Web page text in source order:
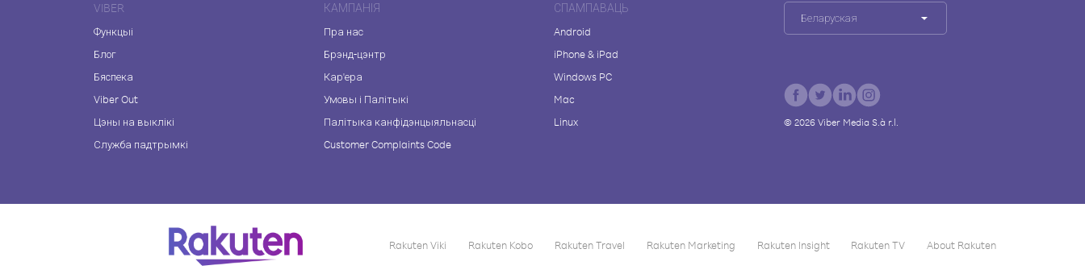
VIBER
Функцыі
Блог
Бяспека
Viber Out
Цэны на выклікі
Служба падтрымкі
КАМПАНІЯ
Пра нас
Брэнд-цэнтр
Кар'ера
Умовы і Палітыкі
Палітыка канфідэнцыяльнасці
Customer Complaints Code
СПАМПАВАЦЬ
Android
iPhone & iPad
Windows PC
Mac
Linux
Беларуская
© 2026 Viber Media S.à r.l.
Rakuten Viki Rakuten Kobo Rakuten Travel Rakuten Marketing Rakuten Insight Rakuten TV About Rakuten